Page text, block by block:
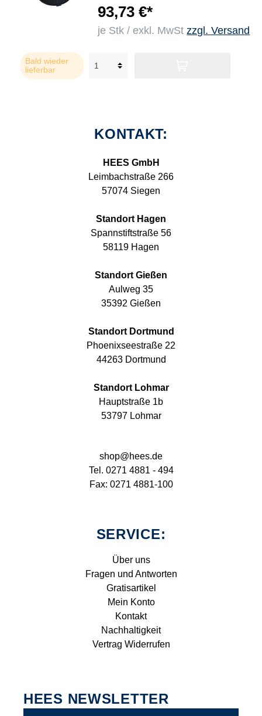
93,73 €*
je Stk / exkl. MwStzzgl. Versand
Bald wieder
lieferbar
KONTAKT:
HEES GmbH
Leimbachstraße 266
57074 Siegen
Standort Hagen
Spannstiftstraße 56
58119 Hagen
Standort Gießen
Aulweg 35
35392 Gießen
Standort Dortmund
Phoenixseestraße 22
44263 Dortmund
Standort Lohmar
Hauptstraße 1b
53797 Lohmar
shop@hees.de
Tel. 0271 4881 - 494
Fax: 0271 4881-100
SERVICE:
Über uns
Fragen und Antworten
Gratisartikel
Mein Konto
Kontakt
Nachhaltigkeit
Vertrag Widerrufen
HEES NEWSLETTER